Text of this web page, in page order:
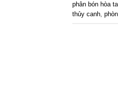
phân bón hòa
thủy canh,